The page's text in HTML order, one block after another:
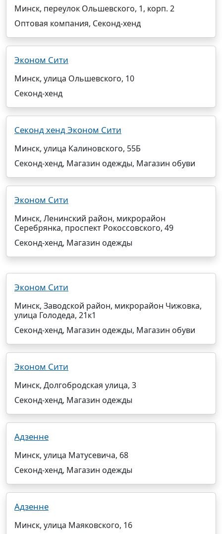
Минск, переулок Ольшевского, 1, корп. 2
Оптовая компания, Секонд-хенд
Эконом Сити
Минск, улица Ольшевского, 10
Секонд-хенд
Секонд хенд Эконом Сити
Минск, улица Калиновского, 55Б
Секонд-хенд, Магазин одежды, Магазин обуви
Эконом Сити
Минск, Ленинский район, микрорайон
Серебрянка, проспект Рокоссовского, 49
Секонд-хенд, Магазин одежды
Эконом Сити
Минск, Заводской район, микрорайон Чижовка,
улица Голодеда, 21к1
Секонд-хенд, Магазин одежды, Магазин обуви
Эконом Сити
Минск, Долгобродская улица, 3
Секонд-хенд, Магазин одежды
Адзенне
Минск, улица Матусевича, 68
Секонд-хенд, Магазин одежды
Адзенне
Минск, улица Маяковского, 16